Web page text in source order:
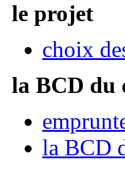
le projet
choix
la BCD du
la BCD